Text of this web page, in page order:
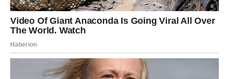
drugačiju perspektivu.
U ljubavi dolazi više radosti, u poslu nova ideja ili prilika.
Optimizam se vraća, ali ovaj put sa mudrošću.
Suština promene:svet vam se otvara jer ste spremni.